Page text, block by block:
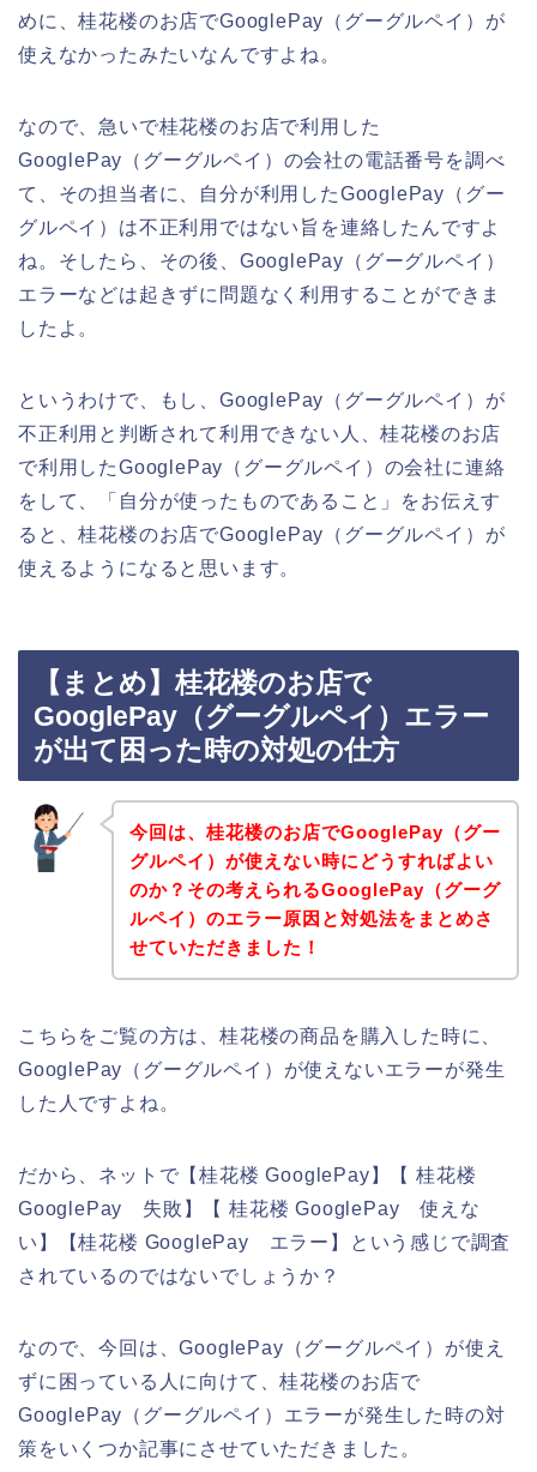
めに、桂花楼のお店でGooglePay（グーグルペイ）が
使えなかったみたいなんですよね。
なので、急いで桂花楼のお店で利用した
GooglePay（グーグルペイ）の会社の電話番号を調べ
て、その担当者に、自分が利用したGooglePay（グー
グルペイ）は不正利用ではない旨を連絡したんですよ
ね。そしたら、その後、GooglePay（グーグルペイ）
エラーなどは起きずに問題なく利用することができま
したよ。
というわけで、もし、GooglePay（グーグルペイ）が
不正利用と判断されて利用できない人、桂花楼のお店
で利用したGooglePay（グーグルペイ）の会社に連絡
をして、「自分が使ったものであること」をお伝えす
ると、桂花楼のお店でGooglePay（グーグルペイ）が
使えるようになると思います。
【まとめ】桂花楼のお店で
GooglePay（グーグルペイ）エラー
が出て困った時の対処の仕方
今回は、桂花楼のお店でGooglePay（グー
グルペイ）が使えない時にどうすればよい
のか？その考えられるGooglePay（グーグ
ルペイ）のエラー原因と対処法をまとめさ
せていただきました！
こちらをご覧の方は、桂花楼の商品を購入した時に、
GooglePay（グーグルペイ）が使えないエラーが発生
した人ですよね。
だから、ネットで【桂花楼 GooglePay】【 桂花楼
GooglePay 失敗】【 桂花楼 GooglePay 使えな
い】【桂花楼 GooglePay エラー】という感じで調査
されているのではないでしょうか？
なので、今回は、GooglePay（グーグルペイ）が使え
ずに困っている人に向けて、桂花楼のお店で
GooglePay（グーグルペイ）エラーが発生した時の対
策をいくつか記事にさせていただきました。